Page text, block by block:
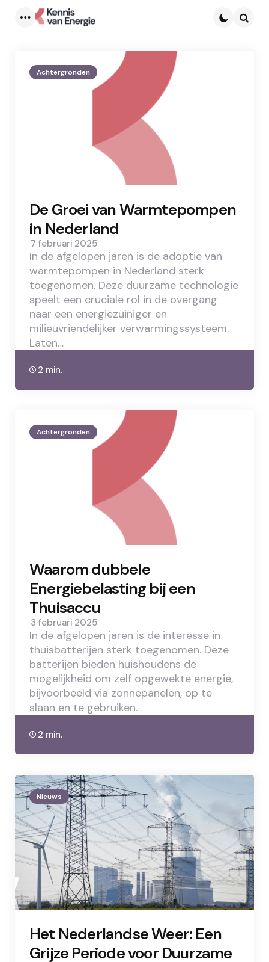
Achtergronden
De Groei van Warmtepompen
in Nederland
7 februari 2025
In de afgelopen jaren is de adoptie van
warmtepompen in Nederland sterk
toegenomen. Deze duurzame technologie
speelt een cruciale rol in de overgang
naar een energiezuiniger en
milieuvriendelijker verwarmingssysteem.
Laten…
2 min.
Achtergronden
Waarom dubbele
Energiebelasting bij een
Thuisaccu
3 februari 2025
In de afgelopen jaren is de interesse in
thuisbatterijen sterk toegenomen. Deze
batterijen bieden huishoudens de
mogelijkheid om zelf opgewekte energie,
bijvoorbeeld via zonnepanelen, op te
slaan en te gebruiken…
2 min.
Nieuws
Het Nederlandse Weer: Een
Grijze Periode voor Duurzame